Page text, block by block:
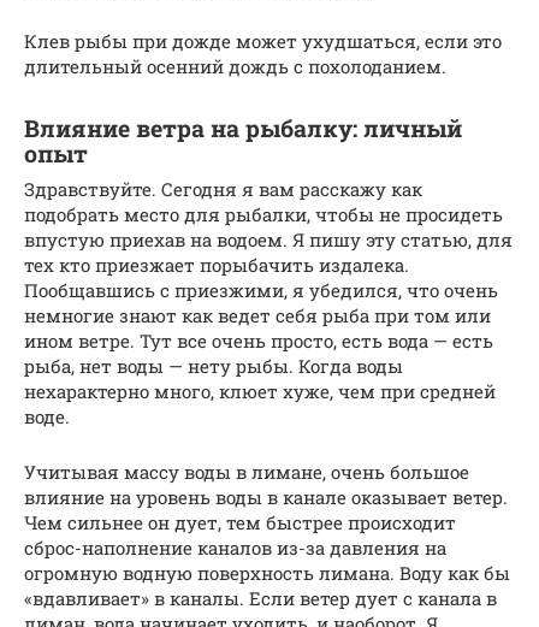
Клев рыбы при дожде может ухудшаться, если это
длительный осенний дождь с похолоданием.
Влияние ветра на рыбалку: личный
опыт
Здравствуйте. Сегодня я вам расскажу как
подобрать место для рыбалки, чтобы не просидеть
впустую приехав на водоем. Я пишу эту статью, для
тех кто приезжает порыбачить издалека.
Пообщавшись с приезжими, я убедился, что очень
немногие знают как ведет себя рыба при том или
ином ветре. Тут все очень просто, есть вода — есть
рыба, нет воды — нету рыбы. Когда воды
нехарактерно много, клюет хуже, чем при средней
воде.
Учитывая массу воды в лимане, очень большое
влияние на уровень воды в канале оказывает ветер.
Чем сильнее он дует, тем быстрее происходит
сброс-наполнение каналов из-за давления на
огромную водную поверхность лимана. Воду как бы
«вдавливает» в каналы. Если ветер дует с канала в